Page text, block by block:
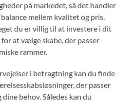
på markedet, så det handler
mellem kvalitet og pris.
du er villig til at investere i dit
at vælge skabe, der passer
rammer.
i betragtning kan du finde
der passer
behov. Således kan du